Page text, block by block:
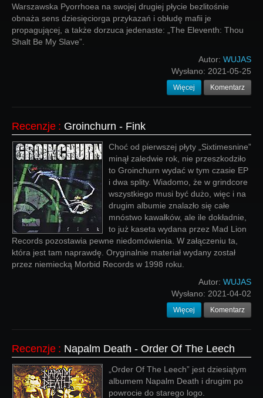
Warszawska Pyorrhoea na swojej drugiej płycie bezlitośnie
obnaża sens dziesięciorga przykazań i obłudę mafii je
propagującej, a także dorzuca jedenaste: „The Eleventh: Thou
Shalt Be My Slave”.
Autor: WUJAS
Wysłano: 2021-05-25
Więcej Komentarz
Recenzje : Groinchurn - Fink
Choć od pierwszej płyty „Sixtimesnine”
minął zaledwie rok, nie przeszkodziło
to Groinchurn wydać w tym czasie EP
i dwa splity. Wiadomo, że w grindcore
wszystkiego musi być dużo, więc i na
drugim albumie znalazło się całe
mnóstwo kawałków, ale ile dokładnie,
to już kaseta wydana przez Mad Lion
Records pozostawia pewne niedomówienia. W załączeniu ta,
która jest tam naprawdę. Oryginalnie materiał wydany został
przez niemiecką Morbid Records w 1998 roku.
Autor: WUJAS
Wysłano: 2021-04-02
Więcej Komentarz
Recenzje : Napalm Death - Order Of The Leech
„Order Of The Leech” jest dziesiątym
albumem Napalm Death i drugim po
powrocie do starego logo.